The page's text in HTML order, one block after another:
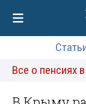
Все о пенсиях